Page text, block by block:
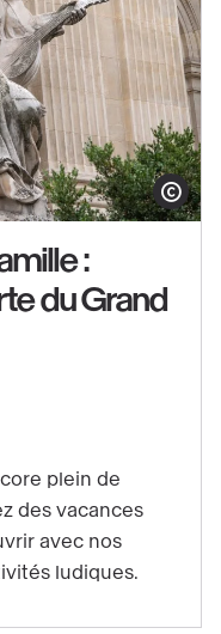
Afficher le
:
du Grand
plein de
des vacances
avec nos
ludiques.